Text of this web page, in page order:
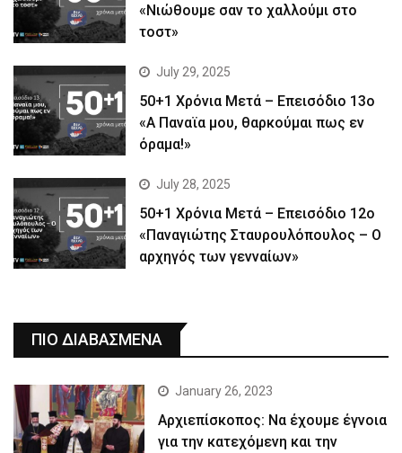
«Νιώθουμε σαν το χαλλούμι στο
τοστ»
July 29, 2025
50+1 Χρόνια Μετά – Επεισόδιο 13ο
«Α Παναϊα μου, θαρκούμαι πως εν
όραμα!»
July 28, 2025
50+1 Χρόνια Μετά – Επεισόδιο 12ο
«Παναγιώτης Σταυρουλόπουλος – Ο
αρχηγός των γενναίων»
ΠΙΟ ΔΙΑΒΑΣΜΕΝΑ
January 26, 2023
Αρχιεπίσκοπος: Να έχουμε έγνοια
για την κατεχόμενη και την